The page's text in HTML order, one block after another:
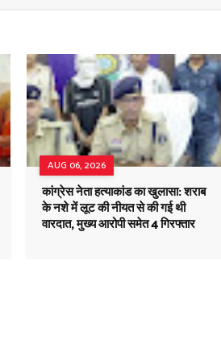
AUG 06, 2026
कांग्रेस नेता हत्याकांड का खुलासा: शराब
के नशे में लूट की नीयत से की गई थी
वारदात, मुख्य आरोपी समेत 4 गिरफ्तार